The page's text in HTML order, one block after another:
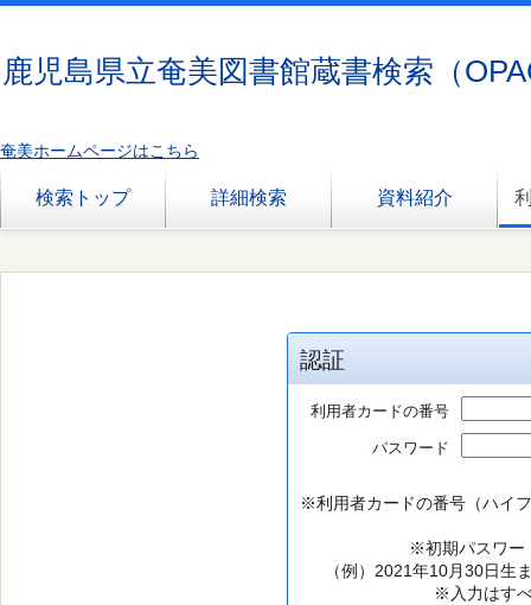
鹿児島県立奄美図書館蔵書検索（
奄美ホームページはこちら
検索トップ 詳細検索 資料紹介
認証
利用者カードの番号
パスワード
※利用者カードの番号（ハイ
※初期パスワー
（例）2021年10月30日生
※入力はす